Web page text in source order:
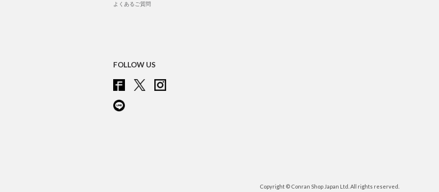
よくあるご質問
FOLLOW US
Copyright © Conran Shop Japan Ltd. All rights reserved.